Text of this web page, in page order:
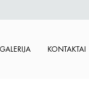
GALERIJA KONTAKTAI